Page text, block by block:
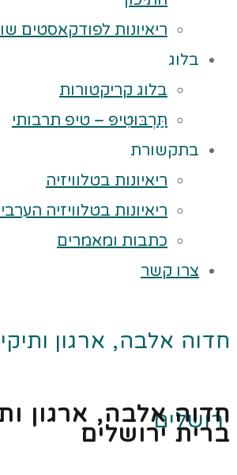
ריאיונות לפודקאסטים
בלוג
בלוג קריקטורות
תַּרְבּוּטִיפּ – טיפ תרבותי
בתקשורת
ריאיונות בטלוויזיה
ריאיונות בטלוויזיה
כתבות ומאמרים
צרו קשר
חדוה אלבה, ארגון
ירושלים
חדוה אלבה, ארגון
ברית ירושלים